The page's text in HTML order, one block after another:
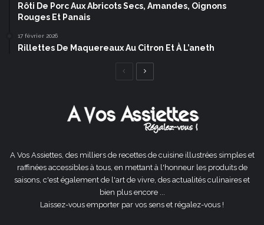
Rôti De Porc Aux Abricots Secs, Amandes, Oignons
Rouges Et Panais
17 février 2026
Rillettes De Maquereaux Au Citron Et À L’aneth
Page
A Vos Assiettes, des milliers de recettes de cuisine illustrées simples et
raffinées accessibles à tous, en mettant à l'honneur les produits de
saisons, c'est également de l'art de vivre, des actualités culinaires et
bien plus encore ...
Laissez-vous emporter par vos sens et régalez-vous !